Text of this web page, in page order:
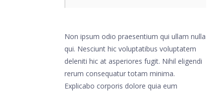
Non ipsum odio praesentium qui ullam nulla
qui. Nesciunt hic voluptatibus voluptatem
deleniti hic at asperiores fugit. Nihil eligendi
rerum consequatur totam minima.
Explicabo corporis dolore quia eum